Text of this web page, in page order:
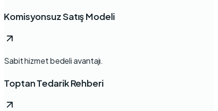
Komisyonsuz Satış Modeli
Sabit hizmet bedeli avantajı.
Toptan Tedarik Rehberi